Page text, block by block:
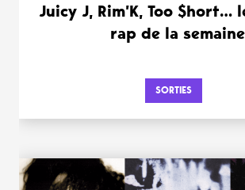
Juicy J, Rim’K, Too $hort…
rap de la semaine
SORTIES